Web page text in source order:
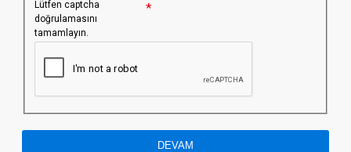
Lütfen captcha
doğrulamasını
tamamlayın.
DEVAM